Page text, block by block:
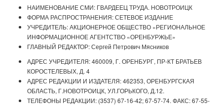
НАИМЕНОВАНИЕ СМИ: ГВАРДЕЕЦ ТРУДА. НОВОТРОИЦК
ФОРМА РАСПРОСТРАНЕНИЯ: СЕТЕВОЕ ИЗДАНИЕ
УЧРЕДИТЕЛЬ: АКЦИОНЕРНОЕ ОБЩЕСТВО «РЕГИОНАЛЬНОЕ
ИНФОРМАЦИОННОЕ АГЕНТСТВО «ОРЕНБУРЖЬЕ»
ГЛАВНЫЙ РЕДАКТОР: Сергей Петрович Мясников
АДРЕС УЧРЕДИТЕЛЯ: 460009, Г. ОРЕНБУРГ, ПР-КТ БРАТЬЕВ
КОРОСТЕЛЕВЫХ, Д. 4
АДРЕС РЕДАКЦИИ И ИЗДАТЕЛЯ: 462353, ОРЕНБУРГСКАЯ
ОБЛАСТЬ, Г.НОВОТРОИЦК, УЛ.ГОРЬКОГО, Д.12.
ТЕЛЕФОНЫ РЕДАКЦИИ: (3537) 67-16-42; 67-57-74. ФАКС: 67-55-